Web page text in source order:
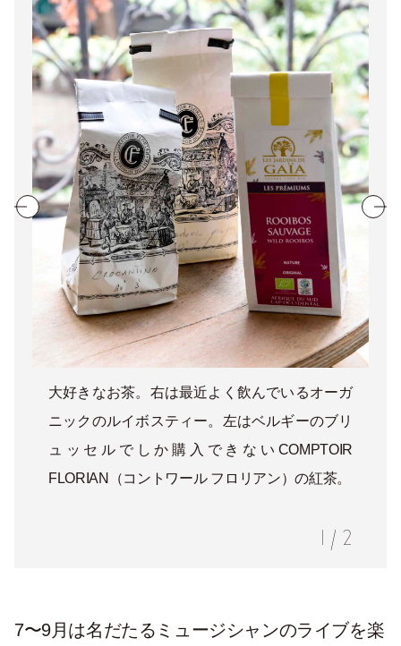
大好きなお茶。右は最近よく飲んでいるオーガ
ニックのルイボスティー。左はベルギーのブリ
ュッセルでしか購入できないCOMPTOIR
FLORIAN（コントワール フロリアン）の紅茶。
/ 2
7〜9月は名だたるミュージシャンのライブを楽